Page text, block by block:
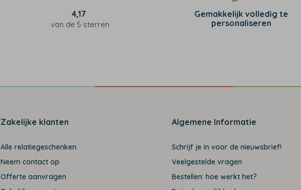
4,17
van de 5 sterren
Gemakkelijk volledig te
personaliseren
Zakelijke klanten
Alle relatiegeschenken
Neem contact op
Offerte aanvragen
Algemene Informatie
Schrijf je in voor de nieuwsbrief!
Veelgestelde vragen
Bestellen: hoe werkt het?